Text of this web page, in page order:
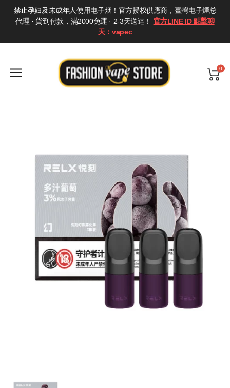
禁止孕妇及未成年人使用电子烟！官方授权供應商，臺灣电子煙总
代理 · 貨到付款，滿2000免運 · 2-3天送達！ 官方LINE ID 點擊聊
天：vapec
0